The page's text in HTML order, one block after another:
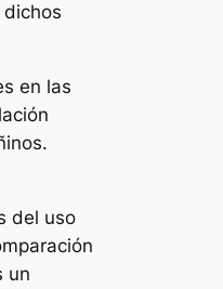
en las
del uso
un